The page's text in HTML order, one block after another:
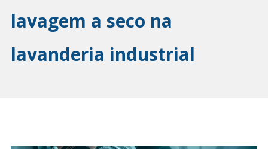
lavagem a seco na
lavanderia industrial